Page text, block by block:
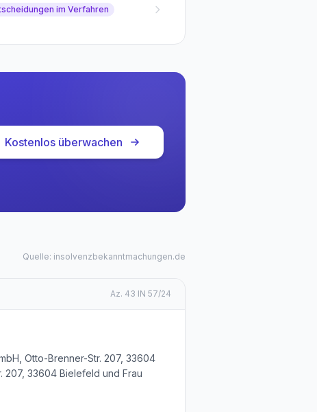
im Verfahren
Kostenlos überwachen
Quelle: insolvenzbekanntmachungen.de
Az. 43 IN 57/24
Otto-Brenner-Str. 207, 33604
33604 Bielefeld und Frau